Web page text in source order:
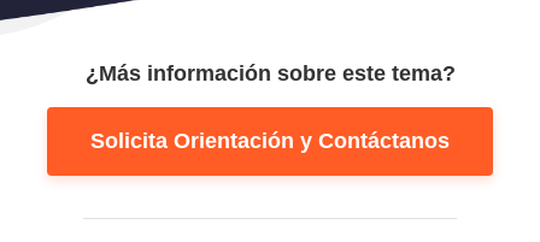
¿Más información sobre este tema?
Solicita Orientación y Contáctanos